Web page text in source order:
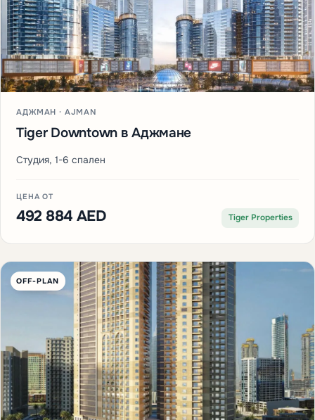
АДЖМАН · AJMAN
Tiger Downtown в Аджмане
Студия, 1-6 спален
ЦЕНА ОТ
492 884 AED Tiger Properties
OFF-PLAN